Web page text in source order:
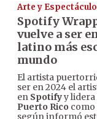
Arte y
Spotify
vuelve a ser
latino más
mundo
El artista
ser en 2024 el
en Spotifyy
Puerto Rico como
según informó